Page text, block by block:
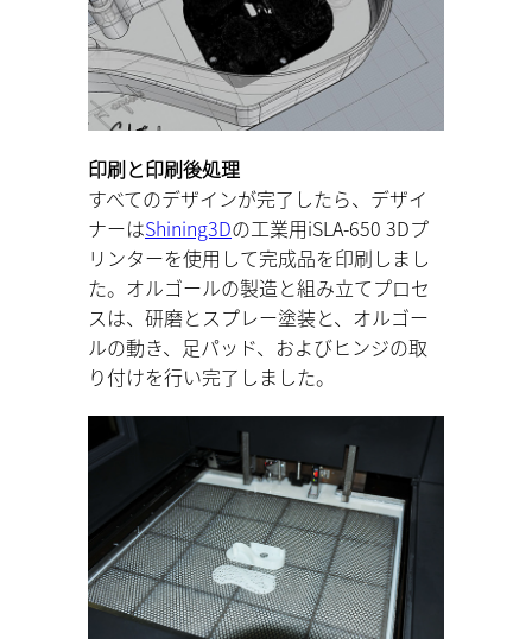
印刷と印刷後処理
すべてのデザインが完了したら、デザイ
ナーはShining3Dの工業用iSLA-650 3Dプ
リンターを使用して完成品を印刷しまし
た。オルゴールの製造と組み立てプロセ
スは、研磨とスプレー塗装と、オルゴー
ルの動き、足パッド、およびヒンジの取
り付けを行い完了しました。